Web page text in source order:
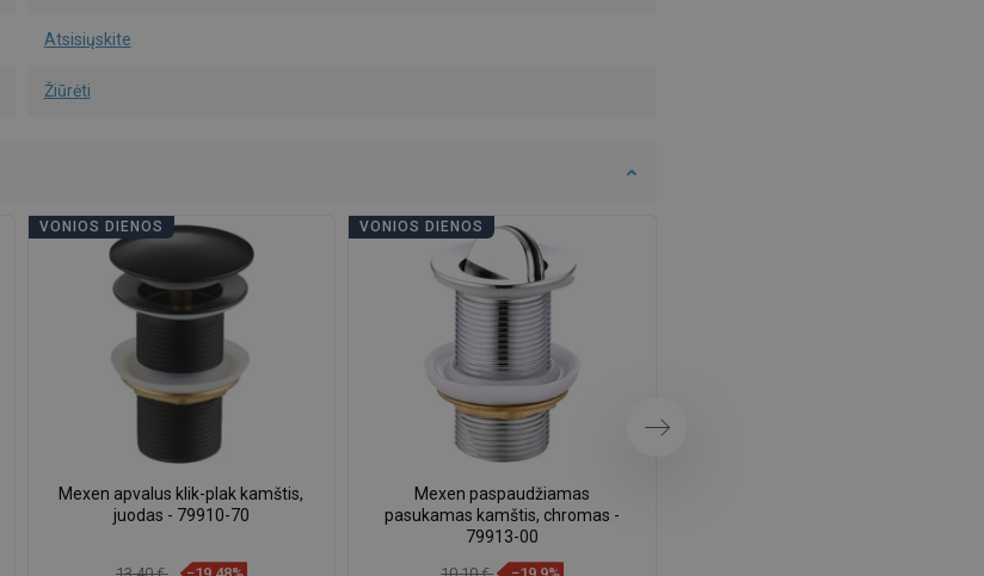
Atsisiųskite
Žiūrėti
VONIOS DIENOS
Mexen apvalus klik-plak kamštis,
juodas - 79910-70
VONIOS DIENOS
Mexen paspaudžiamas
pasukamas kamštis, chromas -
79913-00
Tęsti
GREEK